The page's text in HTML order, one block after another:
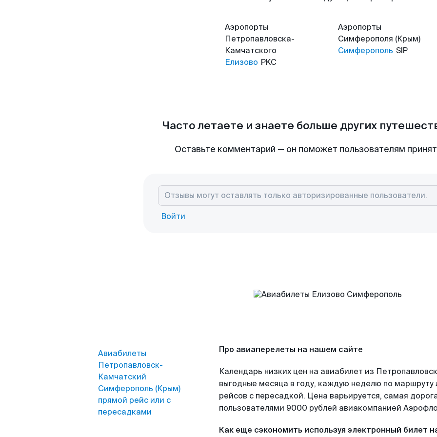
Аэропорты
Петропавловска-
Камчатского
Елизово PKC
Аэропорты
Симферополя (Крым)
Симферополь SIP
Часто летаете и знаете больше других
Оставьте комментарий — он поможет пользователям
Войти
Авиабилеты
Петропавловск-
Камчатский
Симферополь (Крым)
прямой рейс или с
пересадками
Про авиаперелеты на нашем сайте
Календарь низких цен на авиабилет из
выгодные месяца в году, каждую неделю по маршруту
рейсов с пересадкой. Цена варьируется, самая
пользователями 9000 рублей авиакомпанией
Как еще сэкономить используя электронный билет